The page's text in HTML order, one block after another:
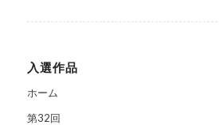
入選作品
ホーム
第32回